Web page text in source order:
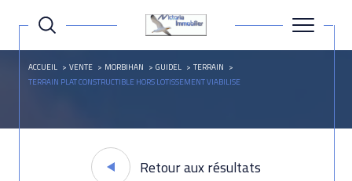
ACCUEIL VENTE MORBIHAN GUIDEL
TERRAIN
TERRAIN PLAT CONSTRUCTIBLE HORS LOTISSEMENT VIABILISE
Retour aux résultats